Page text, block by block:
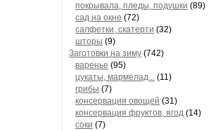
покрывала, пледы, подушки (89)
сад на окне (72)
салфетки, скатерти (32)
шторы (9)
Заготовки на зиму (742)
варенье (95)
цукаты, мармелад... (11)
грибы (7)
консервация овощей (31)
консервация фруктов, ягод (14)
соки (7)